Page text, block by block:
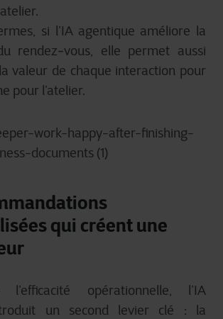
si l’IA agentique améliore la
rendez‑vous, elle permet aussi
valeur de chaque interaction pour
pour l’atelier.
qui créent une
opérationnelle, l’IA
un second levier clé : la